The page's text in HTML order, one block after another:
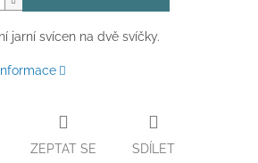
jarní svícen na dvě svíčky.
ZEPTAT SE SDÍLET